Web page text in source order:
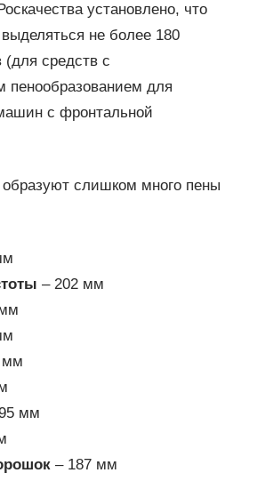
установлено, что
не более 180
средств с
пенообразованием для
с фронтальной
слишком много пены
– 202 мм
мм
мм
– 187 мм